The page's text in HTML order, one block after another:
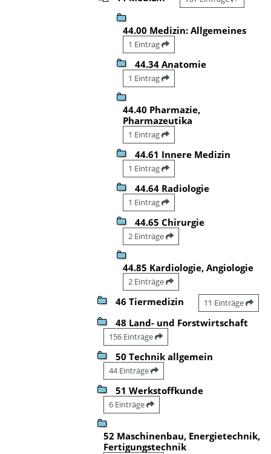
44.00 Medizin: Allgemeines
1 Eintrag
44.34 Anatomie
1 Eintrag
44.40 Pharmazie,
Pharmazeutika
1 Eintrag
44.61 Innere Medizin
1 Eintrag
44.64 Radiologie
1 Eintrag
44.65 Chirurgie
2 Einträge
44.85 Kardiologie, Angiologie
2 Einträge
46 Tiermedizin 11 Einträge
48 Land- und Forstwirtschaft
156 Einträge
50 Technik allgemein
44 Einträge
51 Werkstoffkunde
6 Einträge
52 Maschinenbau, Energietechnik,
Fertigungstechnik